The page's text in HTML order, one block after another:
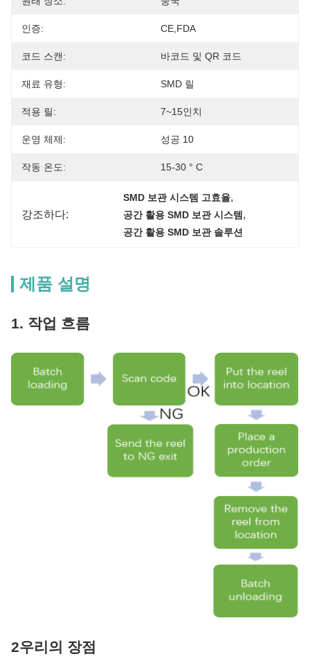
인증: CE,FDA
코드 스캔: 바코드 및 QR 코드
재료 유형: SMD 릴
적용 릴: 7~15인치​
운영 체제: 성공 10
작동 온도: 15-30 ° C
강조하다:
SMD 보관 시스템 고효율,
공간 활용 SMD 보관 시스템 ,
공간 활용 SMD 보관 솔루션
제품 설명
1. 작업 흐름
2우리의 장점